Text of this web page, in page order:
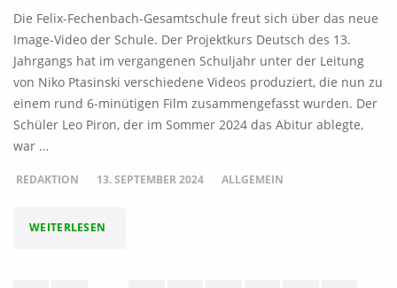
SPORTFEST“"
Die Felix-Fechenbach-Gesamtschule freut sich über das neue
Image-Video der Schule. Der Projektkurs Deutsch des 13.
Jahrgangs hat im vergangenen Schuljahr unter der Leitung
von Niko Ptasinski verschiedene Videos produziert, die nun zu
einem rund 6-minütigen Film zusammengefasst wurden. Der
Schüler Leo Piron, der im Sommer 2024 das Abitur ablegte,
war …
REDAKTION 13. SEPTEMBER 2024 ALLGEMEIN
WEITERLESEN